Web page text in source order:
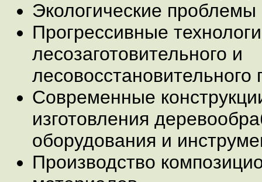
Экологические
Прогрессивные
лесозаготовительного и
лесовосстановительного
Современные
изготовления
оборудования и
Производство